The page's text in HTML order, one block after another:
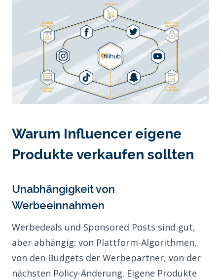
Warum Influencer eigene
Produkte verkaufen sollten
Unabhängigkeit von
Werbeeinnahmen
Werbedeals und Sponsored Posts sind gut,
aber abhängig: von Plattform-Algorithmen,
von den Budgets der Werbepartner, von der
nächsten Policy-Änderung. Eigene Produkte